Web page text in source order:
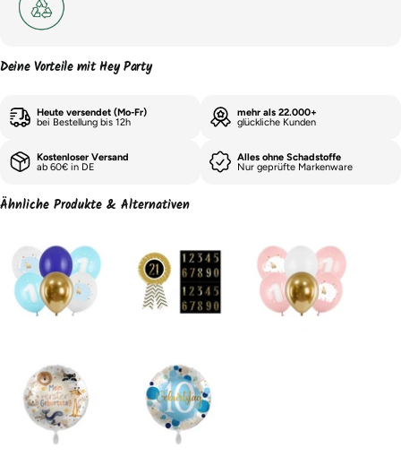
Deine Vorteile mit Hey Party
Heute versendet (Mo-Fr)
bei Bestellung bis 12h
mehr als 22.000+
glückliche Kunden
Kostenloser Versand
ab 60€ in DE
Alles ohne Schadstoffe
Nur geprüfte Markenware
Ähnliche Produkte & Alternativen